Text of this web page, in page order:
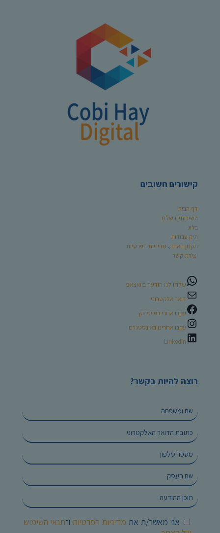
קישורים חשובים
דף הבית
השירותים שלנו
בלוג
תיק עבודות
תקנון האתר, מדיניות הפרטיות
יצירת קשר
שלחו לנו הודעה בוואצאפ
דואר אלקטרוני
עקבו אחרי בפייסבוק
עקבו אחרינו באינסטגרם
LinkedIn
רוצה להיות בקשר?
אני מאשר/ת את מדיניות הפרטיות ו־תנאי השימוש